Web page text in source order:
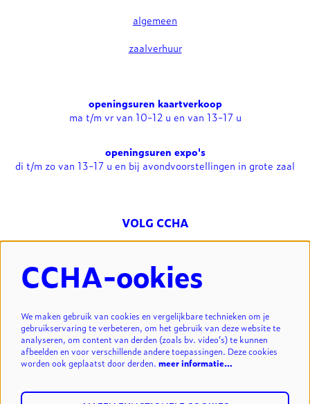
algemeen
zaalverhuur
openingsuren kaartverkoop
ma t/m vr van 10-12 u en van 13-17 u
openingsuren expo's
di t/m zo van 13-17 u en bij avondvoorstellingen in grote zaal
VOLG CCHA
INSCHRIJVEN
CCHA-ookies
We maken gebruik van cookies en vergelijkbare technieken om je
gebruikservaring te verbeteren, om het gebruik van deze website te
analyseren, om content van derden (zoals bv. video’s) te kunnen
afbeelden en voor verschillende andere toepassingen. Deze cookies
worden ook geplaatst door derden. meer informatie…